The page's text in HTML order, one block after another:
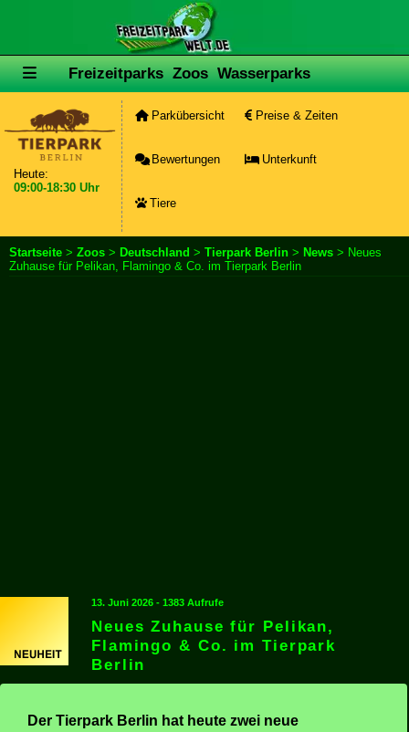
Freizeitparks Zoos Wasserparks
Heute:
09:00-18:30 Uhr
Parkübersicht Preise & Zeiten
Bewertungen Unterkunft
Tiere
Startseite > Zoos > Deutschland > Tierpark Berlin > News > Neues
Zuhause für Pelikan, Flamingo & Co. im Tierpark Berlin
13. Juni 2026 - 1383 Aufrufe
Neues Zuhause für Pelikan,
Flamingo & Co. im Tierpark
Berlin
Der Tierpark Berlin hat heute zwei neue